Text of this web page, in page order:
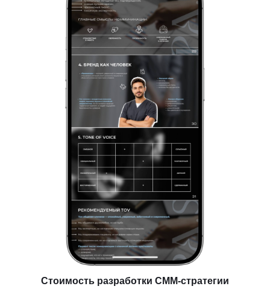
Стоимость разработки СММ-стратегии